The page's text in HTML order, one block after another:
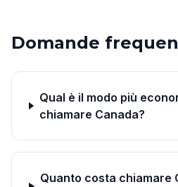
Domande
Qual è il modo più
chiamare Canada?
Quanto costa chiamare